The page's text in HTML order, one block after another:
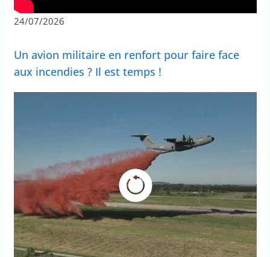
24/07/2026
Un avion militaire en renfort pour faire face
aux incendies ? Il est temps !